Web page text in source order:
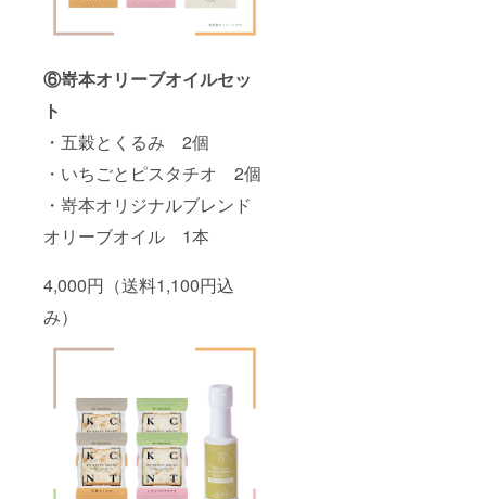
⑥嵜本オリーブオイルセッ
ト
・五穀とくるみ 2個
・いちごとピスタチオ 2個
・嵜本オリジナルブレンド
オリーブオイル 1本
4,000円（送料1,100円込
み）